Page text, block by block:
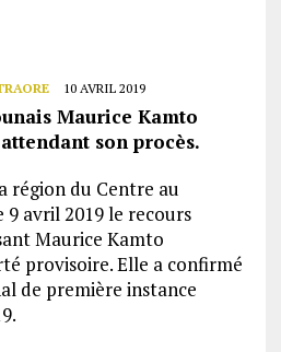
10 AVRIL 2019
Maurice Kamto
son procès.
région du Centre au
avril 2019 le recours
Maurice Kamto
provisoire. Elle a confirmé
de première instance